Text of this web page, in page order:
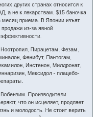
других странах относится к
а не к лекарствам. $15 баночка
месяц приема. В Японии изъят
продажи из-за явной
Пирацетам, Фезам,
Фенибут, Пантогам,
Инстенон, Милдронат,
Мексидол - плацебо-
Производители
что он исцеляет, продляет
и молодость. Не стоит верить